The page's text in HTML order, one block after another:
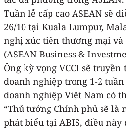
Tuần lễ cấp cao ASEAN sẽ
26/10 tại Kuala Lumpur,
nghị xúc tiến thương mại và
(ASEAN Business &
Ông kỳ vọng VCCI sẽ
doanh nghiệp trong 1-2
doanh nghiệp Việt Nam có
“Thủ tướng Chính phủ sẽ là
phát biểu tại ABIS, điều này